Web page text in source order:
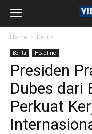
Home Berita
Berita Headline
Presiden
Dubes dari
Perkuat